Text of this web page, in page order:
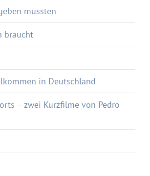
mussten
braucht
in Deutschland
– zwei Kurzfilme von Pedro